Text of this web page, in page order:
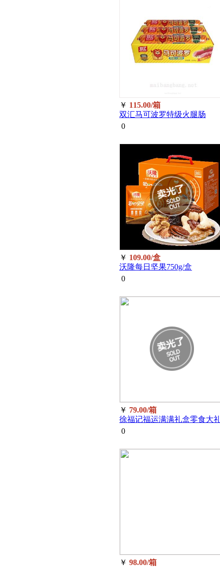
￥ 115.00/箱
双汇马可波罗特级火腿肠
55g*50整箱/箱
0
￥ 109.00/盒
沃隆每日坚果750g/盒
0
￥ 79.00/箱
徐福记福运满满礼盒零食大
包1100g/箱
0
￥ 98.00/箱